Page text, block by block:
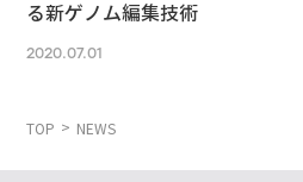
る新ゲノム編集技術
2020.07.01
TOP NEWS